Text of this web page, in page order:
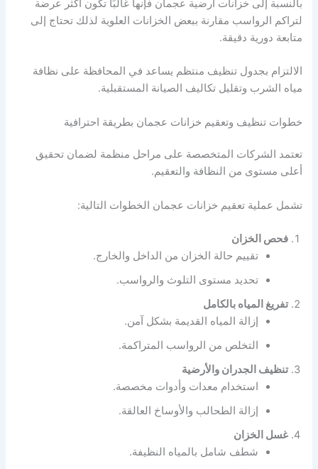
بالنسبة إلى خزانات أرضية عجمان فإنها غالبًا تكون أكثر عرضة
لتراكم الرواسب مقارنة ببعض الخزانات العلوية لذلك تحتاج إلى
متابعة دورية دقيقة.
الالتزام بجدول تنظيف منتظم يساعد في المحافظة على نظافة
مياه الشرب وتقليل تكاليف الصيانة المستقبلية.
خطوات تنظيف وتعقيم خزانات عجمان بطريقة احترافية
تعتمد الشركات المتخصصة على مراحل منظمة لضمان تحقيق
أعلى مستوى من النظافة والتعقيم.
تشمل عملية تعقيم خزانات عجمان الخطوات التالية:
فحص الخزان
تقييم حالة الخزان من الداخل والخارج.
تحديد مستوى التلوث والرواسب.
تفريغ المياه بالكامل
إزالة المياه القديمة بشكل آمن.
التخلص من الرواسب المتراكمة.
تنظيف الجدران والأرضية
استخدام معدات وأدوات مخصصة.
إزالة الطحالب والأوساخ العالقة.
غسل الخزان
شطف شامل بالمياه النظيفة.